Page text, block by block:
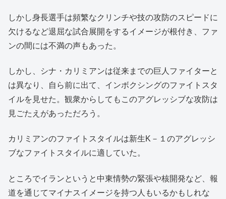
しかし身長選手は頻繁なクリンチや技の攻防のスピードに
欠けるなど退屈な試合展開をするイメージが根付き、ファ
ンの間には不満の声もあった。
しかし、シナ・カリミアンは従来までの巨人ファイターと
は異なり、自ら前に出て、インボクシングのファイトスタ
イルを見せた。観衆からしてもこのアグレッシブな攻防は
見ごたえがあっただろう。
カリミアンのファイトスタイルは新生K－１のアグレッシ
ブなファイトスタイルに適していた。
ところでイランというと中東情勢の緊張や核開発など、報
道を通じてマイナスイメージを持つ人もいるかもしれな